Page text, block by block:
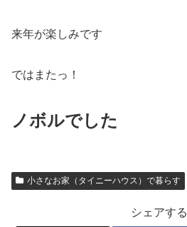
来年が楽しみです
ではまたっ！
ノボルでした
小さなお家（タイニーハウス）で暮らす
シェアする